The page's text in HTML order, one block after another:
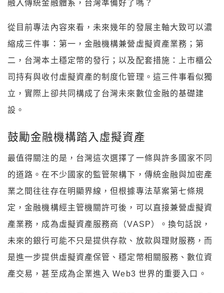
融入傳統金融體系，台灣準備好了嗎？
從目前專法內容來看，未來幾年的發展主軸大致可以濃
縮成三件事：第一，金融機構兼營虛擬資產業務；第
二，台灣本土穩定幣的發行；以及配套措施：上市櫃公
司持有與收付虛擬資產的制度化管理。這三件事看似獨
立，實際上卻共同構成了台灣未來數位金融的基礎建
設。
鼓勵金融機構踏入虛擬資產
最值得關注的是，台灣這次選擇了一條與許多國家不同
的道路。在不少國家的監管架構下，傳統金融與加密產
業之間往往存在明顯界線，但根據專法草案第七條規
定，金融機構經主管機關許可後，可以直接兼營虛擬資
產業務，成為虛擬資產服務商（VASP）。換句話說，
未來的銀行可能不只是提供存款、放款與理財服務，而
是進一步提供虛擬資產保管、穩定幣相關服務、數位資
產交易，甚至成為企業進入 Web3 世界的重要入口。